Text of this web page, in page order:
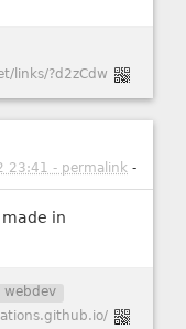
links/?d2zCdw
23:41 - permalink -
in
webdev